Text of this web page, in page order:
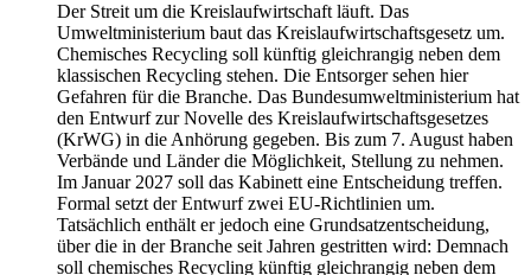
Der Streit um die Kreislaufwirtschaft läuft. Das
Umweltministerium baut das Kreislaufwirtschaftsgesetz um.
Chemisches Recycling soll künftig gleichrangig neben dem
klassischen Recycling stehen. Die Entsorger sehen hier
Gefahren für die Branche. Das Bundesumweltministerium hat
den Entwurf zur Novelle des Kreislaufwirtschaftsgesetzes
(KrWG) in die Anhörung gegeben. Bis zum 7. August haben
Verbände und Länder die Möglichkeit, Stellung zu nehmen.
Im Januar 2027 soll das Kabinett eine Entscheidung treffen.
Formal setzt der Entwurf zwei EU-Richtlinien um.
Tatsächlich enthält er jedoch eine Grundsatzentscheidung,
über die in der Branche seit Jahren gestritten wird: Demnach
soll chemisches Recycling künftig gleichrangig neben dem